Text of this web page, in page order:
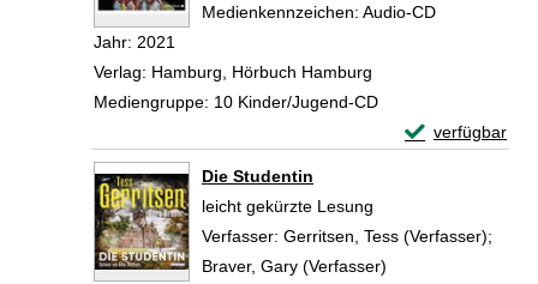
Medienkennzeichen: Audio-CD
Jahr: 2021
Verlag: Hamburg, Hörbuch Hamburg
Mediengruppe: 10 Kinder/Jugend-CD
verfügbar
Exemplar-
Die Studentin
leicht gekürzte Lesung
Verfasser: Gerritsen, Tess (Verfasser);
Braver, Gary (Verfasser)